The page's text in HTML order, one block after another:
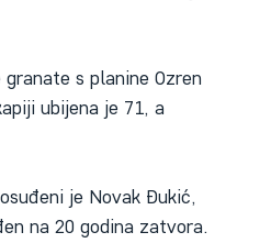
s planine Ozren
ubijena je 71, a
je Novak Đukić,
na 20 godina zatvora.